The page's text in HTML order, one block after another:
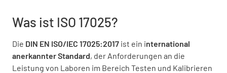
Was ist ISO 17025?
Die DIN EN ISO/IEC 17025:2017 ist ein international
anerkannter Standard, der Anforderungen an die
Leistung von Laboren im Bereich Testen und Kalibrieren